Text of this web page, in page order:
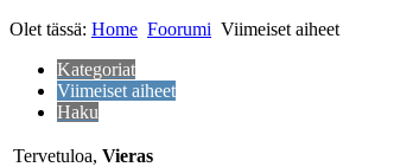
Olet tässä: Home Foorumi Viimeiset aiheet
Kategoriat
Viimeiset aiheet
Haku
Tervetuloa, Vieras